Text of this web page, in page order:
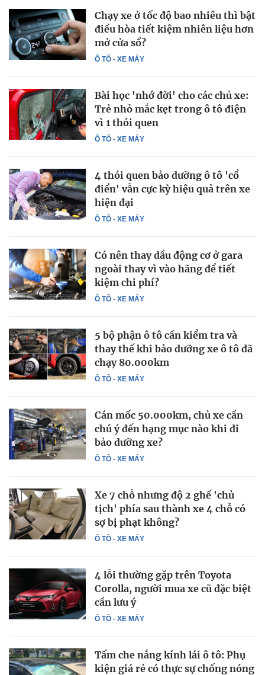
Ô TÔ - XE MÁY
Chạy xe ở tốc độ bao nhiêu thì bật
điều hòa tiết kiệm nhiên liệu hơn
mở cửa sổ?
Ô TÔ - XE MÁY
Bài học 'nhớ đời' cho các chủ xe:
Trẻ nhỏ mắc kẹt trong ô tô điện
vì 1 thói quen
Ô TÔ - XE MÁY
4 thói quen bảo dưỡng ô tô 'cổ
điển' vẫn cực kỳ hiệu quả trên xe
hiện đại
Ô TÔ - XE MÁY
Có nên thay dầu động cơ ở gara
ngoài thay vì vào hãng để tiết
kiệm chi phí?
Ô TÔ - XE MÁY
5 bộ phận ô tô cần kiểm tra và
thay thế khi bảo dưỡng xe ô tô đã
chạy 80.000km
Ô TÔ - XE MÁY
Cán mốc 50.000km, chủ xe cần
chú ý đến hạng mục nào khi đi
bảo dưỡng xe?
Ô TÔ - XE MÁY
Xe 7 chỗ nhưng độ 2 ghế 'chủ
tịch' phía sau thành xe 4 chỗ có
sợ bị phạt không?
Ô TÔ - XE MÁY
4 lỗi thường gặp trên Toyota
Corolla, người mua xe cũ đặc biệt
cần lưu ý
Tấm che nắng kính lái ô tô: Phụ
kiện giá rẻ có thực sự chống nóng